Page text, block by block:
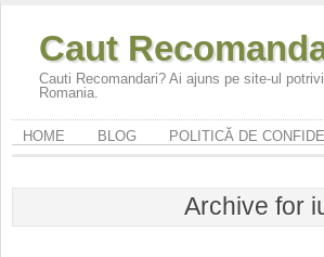
Caut
Cauti Recomandari? Ai ajuns pe site-ul
Romania.
HOME BLOG POLITICĂ DE
Archive for